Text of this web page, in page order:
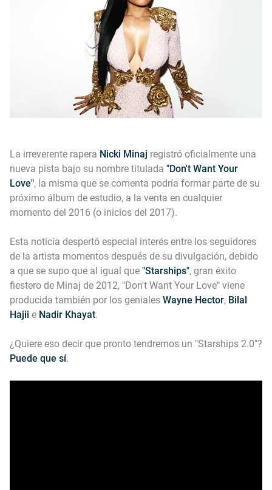
La irreverente rapera Nicki Minaj registró oficialmente una
nueva pista bajo su nombre titulada "Don't Want Your
Love", la misma que se comenta podría formar parte de su
próximo álbum de estudio, a la venta en cualquier
momento del 2016 (o inicios del 2017).
Esta noticia despertó especial interés entre los seguidores
de la artista momentos después de su divulgación, debido
a que se supo que al igual que "Starships", gran éxito
fiestero de Minaj de 2012, "Don't Want Your Love" viene
producida también por los geniales Wayne Hector, Bilal
Hajii e Nadir Khayat.
¿Quiere eso decir que pronto tendremos un "Starships 2.0"?
Puede que sí.